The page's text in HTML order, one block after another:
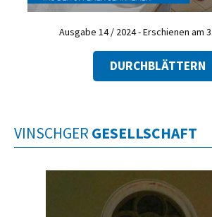
Ausgabe 14 / 2024 - Erschienen am
DURCHBLÄTTERN
VINSCHGER GESELLSCHAFT